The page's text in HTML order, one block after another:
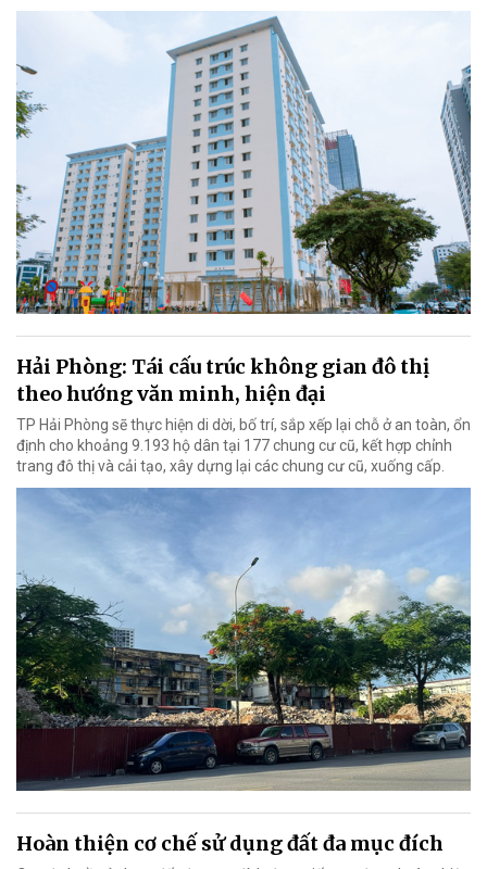
Hải Phòng: Tái cấu trúc không gian đô thị
theo hướng văn minh, hiện đại
TP Hải Phòng sẽ thực hiện di dời, bố trí, sắp xếp lại chỗ ở an toàn, ổn
định cho khoảng 9.193 hộ dân tại 177 chung cư cũ, kết hợp chỉnh
trang đô thị và cải tạo, xây dựng lại các chung cư cũ, xuống cấp.
Hoàn thiện cơ chế sử dụng đất đa mục đích